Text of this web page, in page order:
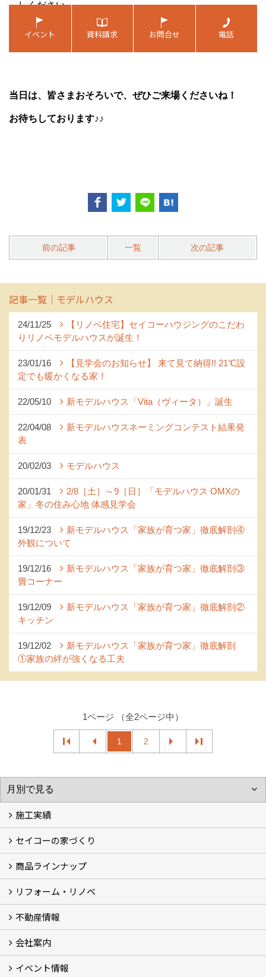
当日は、皆さまおそろいで、ぜひご来場くださいね！
お待ちしております♪♪
前の記事 一覧 次の記事
記事一覧｜モデルハウス
24/11/25
【リノベ住宅】セイコーハウジングのこだわ
りリノベモデルハウスが誕生！
23/01/16
【見学会のお知らせ】 来て見て納得!! 21℃設
定でも暖かくなる家！
22/05/10 新モデルハウス「Vita（ヴィータ）」誕生
22/04/08
新モデルハウスネーミングコンテスト結果発
表
20/02/03 モデルハウス
20/01/31
2/8［土］～9［日］「モデルハウス OMXの
家」冬の住み心地 体感見学会
19/12/23
新モデルハウス「家族が育つ家」徹底解剖④
外観について
19/12/16
新モデルハウス「家族が育つ家」徹底解剖③
畳コーナー
19/12/09
新モデルハウス「家族が育つ家」徹底解剖②
キッチン
19/12/02
新モデルハウス「家族が育つ家」徹底解剖
①家族の絆が強くなる工夫
1ページ （全2ページ中）
1 2
施工実績
フォトギャラリー
完工事例
お客様の声
セイコーの家づくり
家づくりコンセプト (2)
家づくりの特徴 (16)
□高性能住宅 (4)
□OMソーラーハウス (5)
□55歳からの家づくり
□わざわ座
□快適性 (4)
□光熱費 (3)
家づくりコラム
メンテナンス
商品ラインナップ
モデルハウス「Vita -ヴィータ-」
リノベーション モデルハウス「Crear -クレア-」
平屋の家
建築家とつくる家 (10)
リフォーム・リノベ
セイコーのリフォーム・リノベ
もっと知りたい、セイコーのリフォーム・リノベ
不動産情報
田宮・矢三の不動産ならセイコーハウジング
土地・中古住宅情報
賃貸情報
実家相続
ECOTOWN西矢三第3期・第4期分譲中
会社案内
会社概要
アクセス
スタッフ紹介
家づくりコラム
消費者志向自主宣言
ZEHビルダー2025年度実績報告書
SDGs宣言
リクルート
プライバシーポリシー
ご紹介キャンペーン
イベント情報